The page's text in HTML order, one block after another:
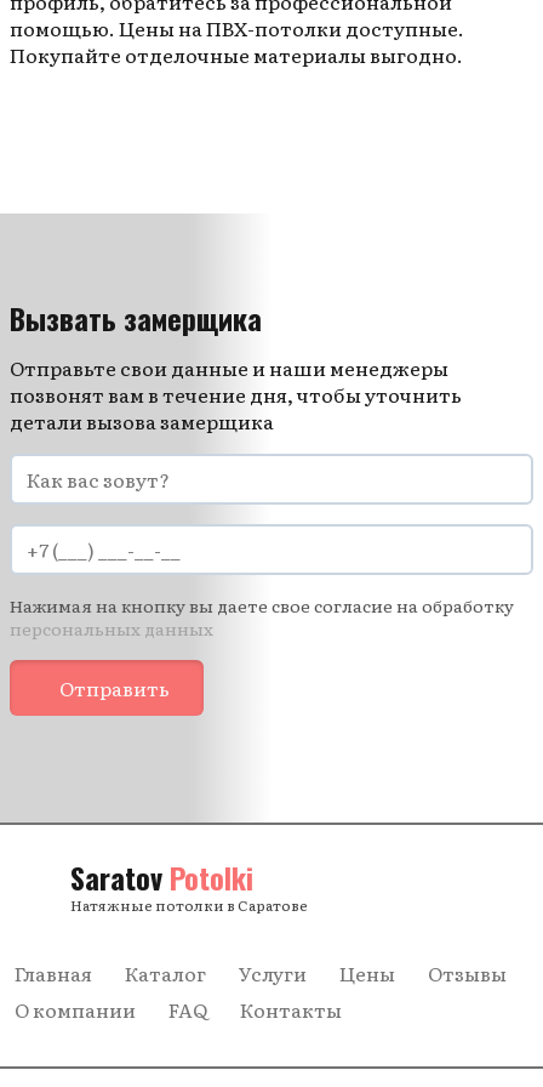
помощью. Цены на ПВХ-потолки доступные.
Покупайте отделочные материалы выгодно.
Вызвать замерщика
Отправьте свои данные и наши менеджеры
позвонят вам в течение дня, чтобы уточнить
детали вызова замерщика
Нажимая на кнопку вы даете свое согласие на обработку
персональных данных
Отправить
SaratovPotolki
Натяжные потолки в Саратове
Главная Каталог Услуги Цены
Отзывы
О компании
FAQ Контакты